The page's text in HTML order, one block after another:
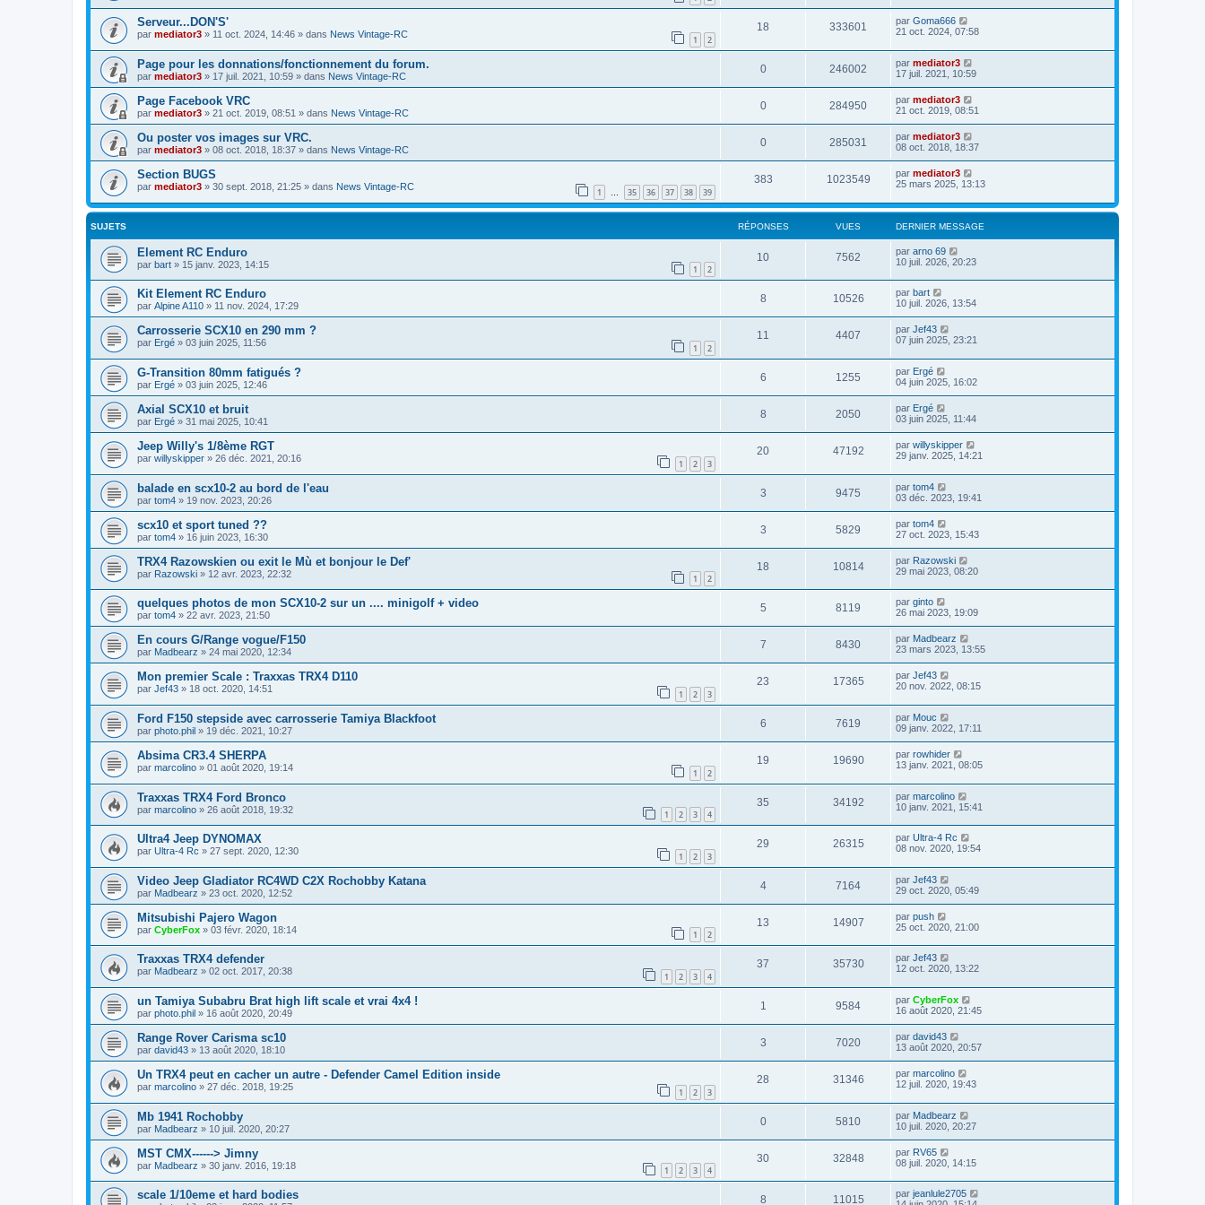
Serveur...DON'S'
par mediator3 » 11 oct. 2024, 14:46 » dans News Vintage-RC 1 2
18 333601 par Goma666
21 oct. 2024, 07:58
Page pour les donnations/fonctionnement du forum.
par mediator3 » 17 juil. 2021, 10:59 » dans News Vintage-RC
0 246002 par mediator3
17 juil. 2021, 10:59
Page Facebook VRC
par mediator3 » 21 oct. 2019, 08:51 » dans News Vintage-RC
0 284950 par mediator3
21 oct. 2019, 08:51
Ou poster vos images sur VRC.
par mediator3 » 08 oct. 2018, 18:37 » dans News Vintage-RC
0 285031 par mediator3
08 oct. 2018, 18:37
Section BUGS
par mediator3 » 30 sept. 2018, 21:25 » dans News Vintage-RC 1 … 35 36 37 38 39
383 1023549 par mediator3
25 mars 2025, 13:13
SUJETS RÉPONSES VUES DERNIER MESSAGE
Element RC Enduro
par bart » 15 janv. 2023, 14:15 1 2
10 7562 par arno 69
10 juil. 2026, 20:23
Kit Element RC Enduro
par Alpine A110 » 11 nov. 2024, 17:29
8 10526 par bart
10 juil. 2026, 13:54
Carrosserie SCX10 en 290 mm ?
par Ergé » 03 juin 2025, 11:56 1 2
11 4407 par Jef43
07 juin 2025, 23:21
G-Transition 80mm fatigués ?
par Ergé » 03 juin 2025, 12:46
6 1255 par Ergé
04 juin 2025, 16:02
Axial SCX10 et bruit
par Ergé » 31 mai 2025, 10:41
8 2050 par Ergé
03 juin 2025, 11:44
Jeep Willy's 1/8ème RGT
par willyskipper » 26 déc. 2021, 20:16 1 2 3
20 47192 par willyskipper
29 janv. 2025, 14:21
balade en scx10-2 au bord de l'eau
par tom4 » 19 nov. 2023, 20:26
3 9475 par tom4
03 déc. 2023, 19:41
scx10 et sport tuned ??
par tom4 » 16 juin 2023, 16:30
3 5829 par tom4
27 oct. 2023, 15:43
TRX4 Razowskien ou exit le Mù et bonjour le Def'
par Razowski » 12 avr. 2023, 22:32 1 2
18 10814 par Razowski
29 mai 2023, 08:20
quelques photos de mon SCX10-2 sur un .... minigolf + video
par tom4 » 22 avr. 2023, 21:50
5 8119 par ginto
26 mai 2023, 19:09
En cours G/Range vogue/F150
par Madbearz » 24 mai 2020, 12:34
7 8430 par Madbearz
23 mars 2023, 13:55
Mon premier Scale : Traxxas TRX4 D110
par Jef43 » 18 oct. 2020, 14:51 1 2 3
23 17365 par Jef43
20 nov. 2022, 08:15
Ford F150 stepside avec carrosserie Tamiya Blackfoot
par photo.phil » 19 déc. 2021, 10:27
6 7619 par Mouc
09 janv. 2022, 17:11
Absima CR3.4 SHERPA
par marcolino » 01 août 2020, 19:14 1 2
19 19690 par rowhider
13 janv. 2021, 08:05
Traxxas TRX4 Ford Bronco
par marcolino » 26 août 2018, 19:32 1 2 3 4
35 34192 par marcolino
10 janv. 2021, 15:41
Ultra4 Jeep DYNOMAX
par Ultra-4 Rc » 27 sept. 2020, 12:30 1 2 3
29 26315 par Ultra-4 Rc
08 nov. 2020, 19:54
Video Jeep Gladiator RC4WD C2X Rochobby Katana
par Madbearz » 23 oct. 2020, 12:52
4 7164 par Jef43
29 oct. 2020, 05:49
Mitsubishi Pajero Wagon
par CyberFox » 03 févr. 2020, 18:14 1 2
13 14907 par push
25 oct. 2020, 21:00
Traxxas TRX4 defender
par Madbearz » 02 oct. 2017, 20:38 1 2 3 4
37 35730 par Jef43
12 oct. 2020, 13:22
un Tamiya Subabru Brat high lift scale et vrai 4x4 !
par photo.phil » 16 août 2020, 20:49
1 9584 par CyberFox
16 août 2020, 21:45
Range Rover Carisma sc10
par david43 » 13 août 2020, 18:10
3 7020 par david43
13 août 2020, 20:57
Un TRX4 peut en cacher un autre - Defender Camel Edition inside
par marcolino » 27 déc. 2018, 19:25 1 2 3
28 31346 par marcolino
12 juil. 2020, 19:43
Mb 1941 Rochobby
par Madbearz » 10 juil. 2020, 20:27
0 5810 par Madbearz
10 juil. 2020, 20:27
MST CMX------> Jimny
par Madbearz » 30 janv. 2016, 19:18 1 2 3 4
30 32848 par RV65
08 juil. 2020, 14:15
scale 1/10eme et hard bodies 8 11015 par jeanlule2705